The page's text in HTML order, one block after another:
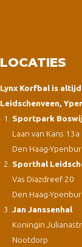
LOCATIES
Lynx Korfbal is
Leidschenveen,
Sportpark
Laan van Kans 13a
Den Haag-
Sporthal
Vas Diazdreef 20
Den Haag-
Jan Janssenhal
Koningin
Nootdorp